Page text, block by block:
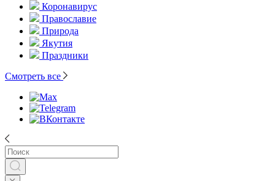
Коронавирус
Православие
Природа
Якутия
Праздники
Смотреть все